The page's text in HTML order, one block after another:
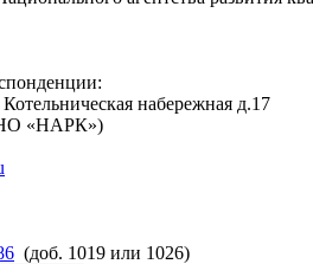
набережная д.17
«НАРК»)
(доб. 1019 или 1026)